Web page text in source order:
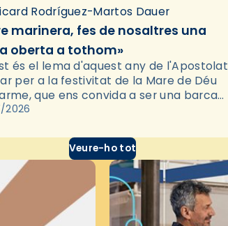
Rodríguez-Martos Dauer
marinera, fes de nosaltres una
oberta a tothom»
és el lema d'aquest any de l'Apostolat
per a la festivitat de la Mare de Déu
que ens convida a ser una barca
i acollidora. Demanar…
2026
Veure-ho tot